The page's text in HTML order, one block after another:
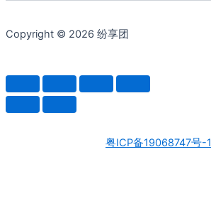
Copyright © 2026 纷享团
粤ICP备19068747号-1